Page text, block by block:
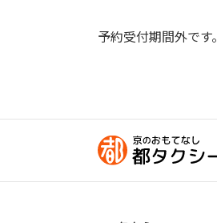
予約受付期間外です。